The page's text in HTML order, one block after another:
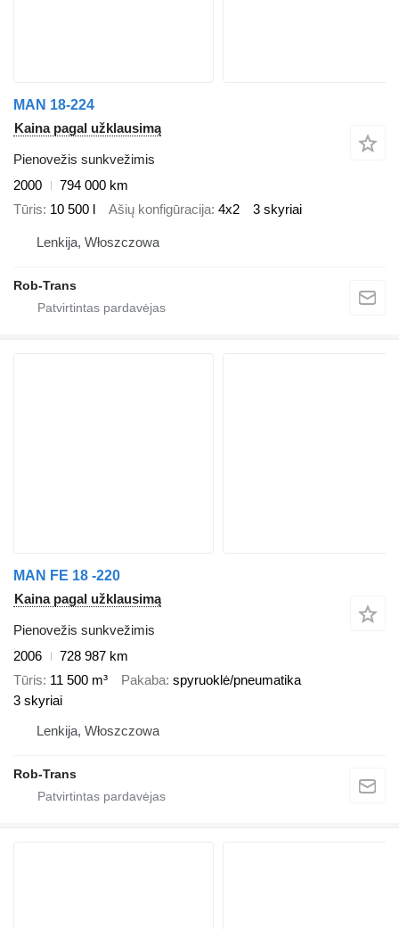
MAN 18-224
Kaina pagal užklausimą
Pienovežis sunkvežimis
2000
794 000 km
Tūris 10 500 l Ašių konfigūracija 4x2 3 skyriai
Lenkija, Włoszczowa
Rob-Trans
MAN FE 18 -220
Kaina pagal užklausimą
Pienovežis sunkvežimis
2006
728 987 km
Tūris 11 500 m³ Pakaba spyruoklė/pneumatika
3 skyriai
Lenkija, Włoszczowa
Rob-Trans